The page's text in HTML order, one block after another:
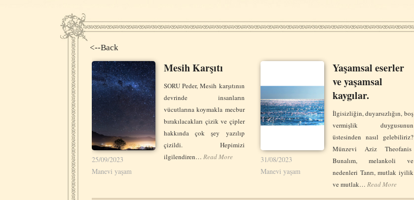
<--Back
25/09/2023
Manevi yaşam
Mesih Karşıtı
SORU Peder, Mesih karşıtının
devrinde insanların
vücutlarına koymakla mecbur
bırakılacakları çizik ve çipler
hakkında çok şey yazılıp
çizildi. Hepimizi
ilgilendiren…Read More
31/08/2023
Manevi yaşam
Yaşamsal eserler
ve yaşamsal
kaygılar.
İlgisizliğin, duyarsızlığın, boş
vermişlik duygusunun
üstesinden nasıl gelebiliriz?
Münzevi Aziz Theofanis
Bunalım, melankoli ve
nedenleri Tanrı, mutlak iyilik
ve mutlak…Read More